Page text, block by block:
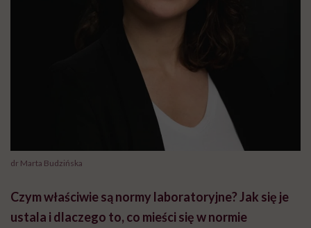
dr Marta Budzińska
Czym właściwie są normy laboratoryjne? Jak się je
ustala i dlaczego to, co mieści się w normie